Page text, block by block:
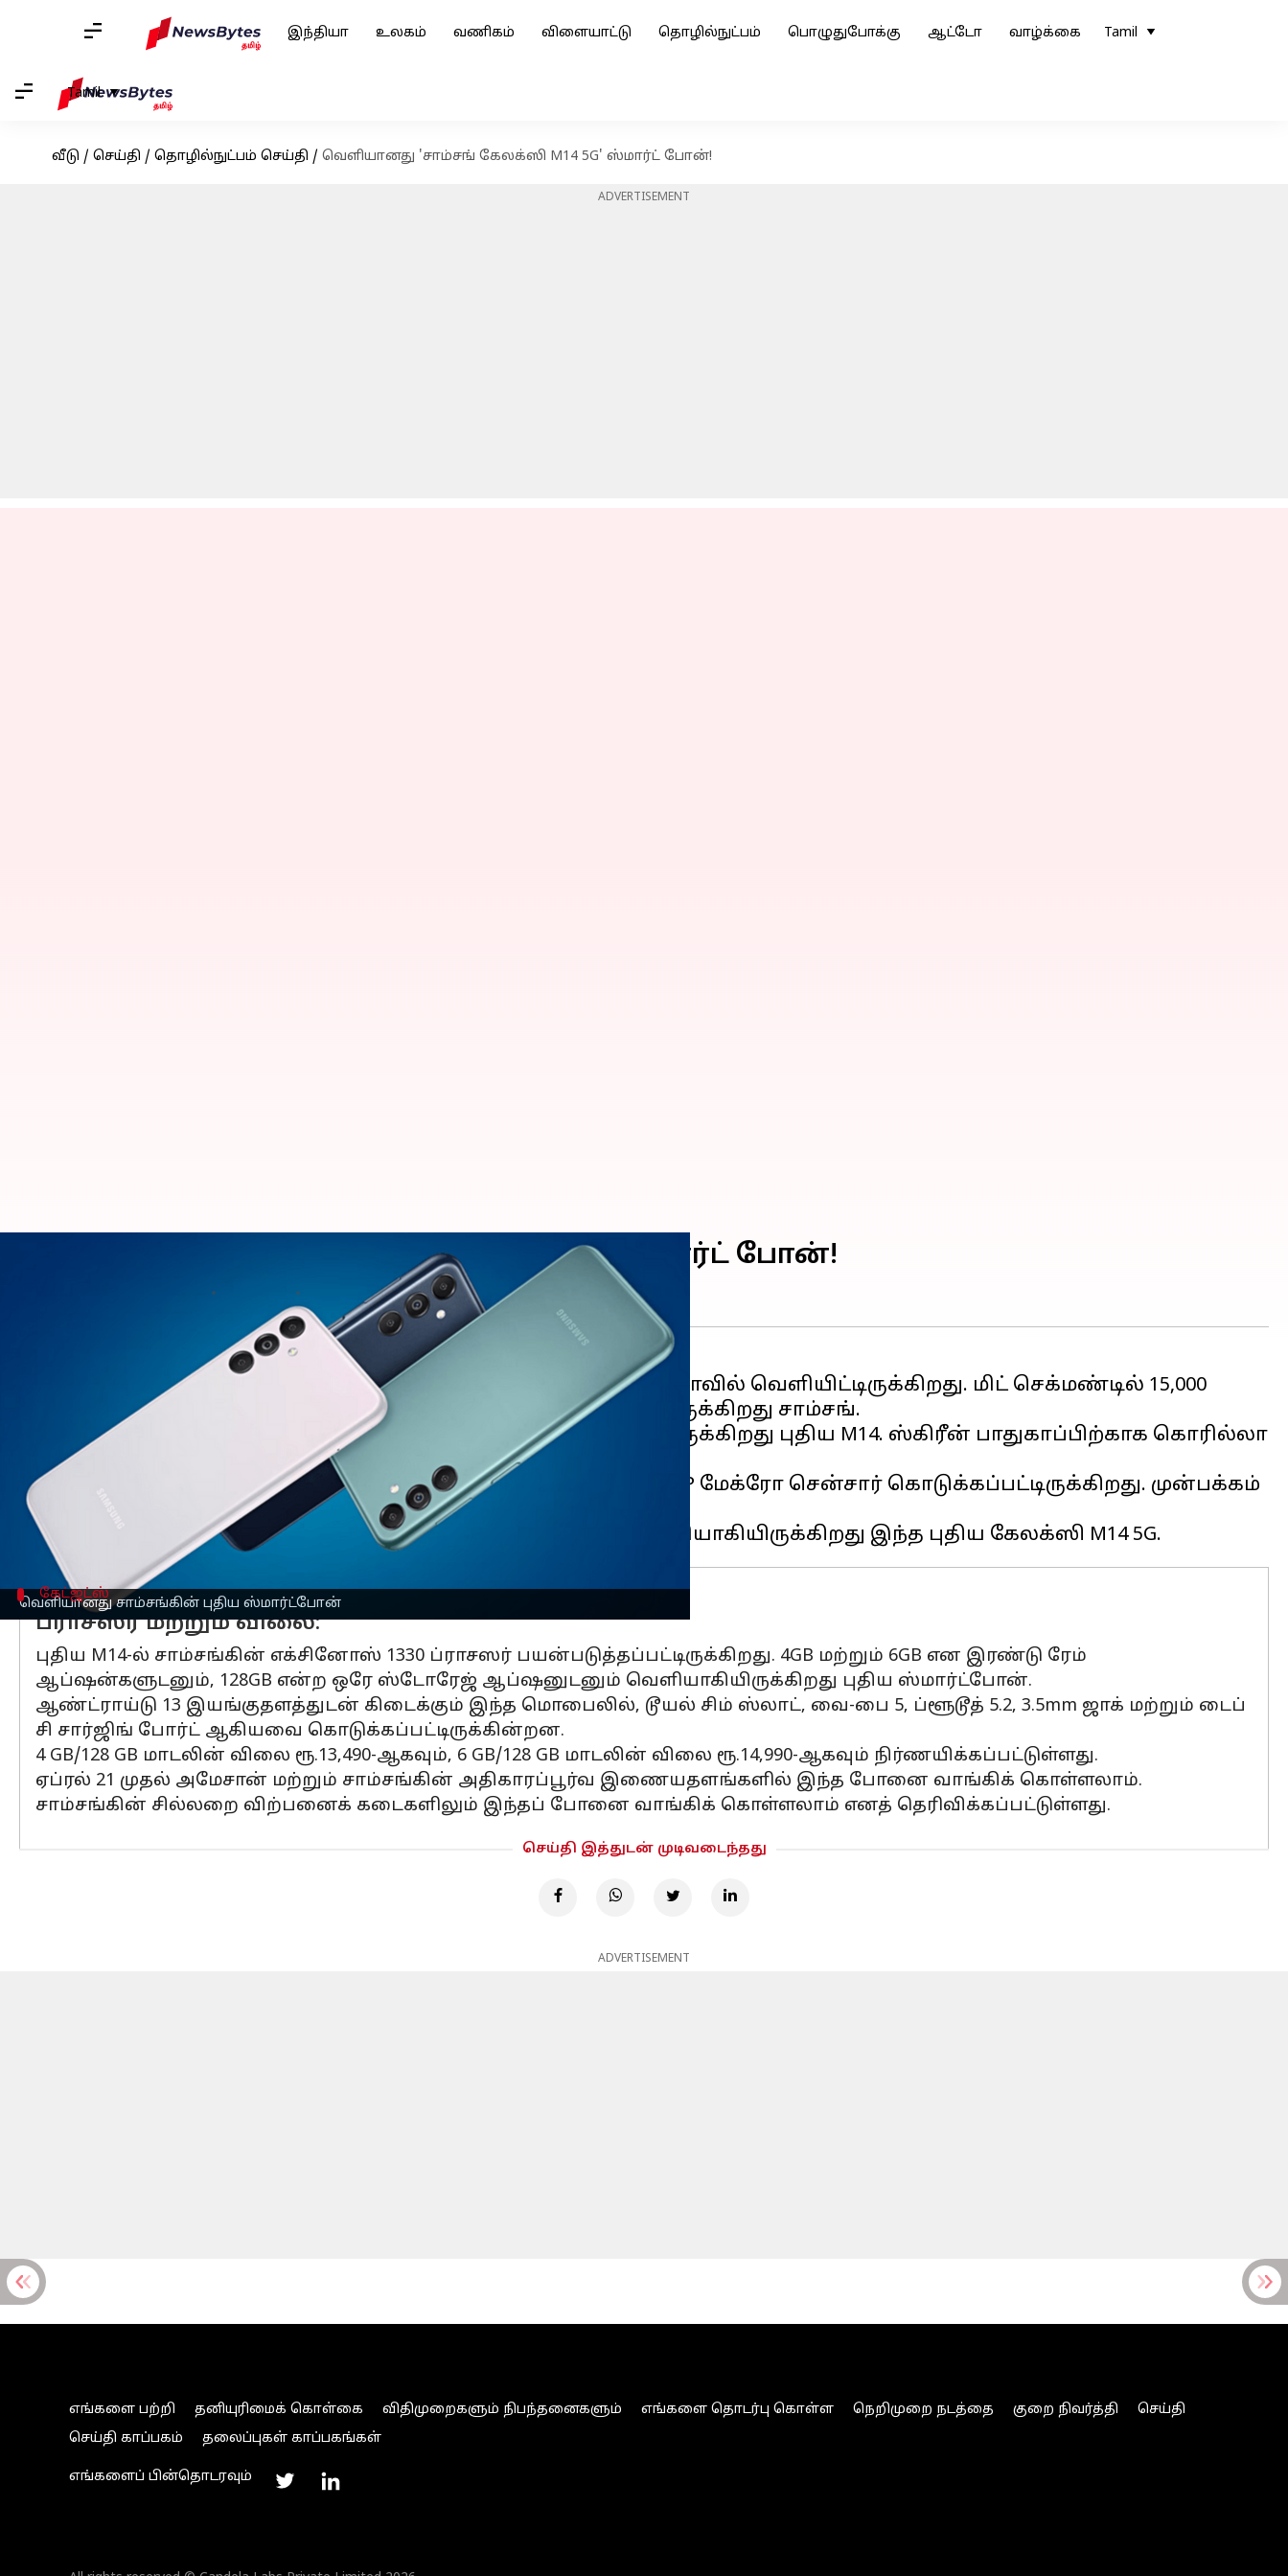
இந்தியா உலகம் வணிகம் விளையாட்டு தொழில்நுட்பம் பொழுதுபோக்கு ஆட்டோ வாழ்க்கை Tamil
Tamil
வீடு / செய்தி / தொழில்நுட்பம் செய்தி / வெளியானது 'சாம்சங் கேலக்ஸி M14 5G' ஸ்மார்ட் போன்!
ADVERTISEMENT
வெளியானது சாம்சங்கின் புதிய ஸ்மார்ட்போன்
வெளியானது 'சாம்சங் கேலக்ஸி M14 5G' ஸ்மார்ட் போன்!
நிறுவனம் M சீரிஸில் புதிய ஸ்மார்ட்போன் ஒன்றை இந்தியாவில் வெளியிட்டிருக்கிறது. மிட் செக்மண்டில் 15,000
ரூபாய் விலைக்குள் கேலக்ஸி M14 5G ஸ்மார்ட்போனை வெளியிட்டிருக்கிறது சாம்சங்.
90Hz ரெப்ரஷ் ரேட் கொண்ட 6.6 இன்ச் LCD டிஸ்பிளேவைக் கொண்டிருக்கிறது புதிய M14. ஸ்கிரீன் பாதுகாப்பிற்காக கொரில்லா
கிளாஸ் 5 பயன்படுத்தப்பட்டிருக்கிறது.
பின்பக்கம் 50 MP பிரதான கேமரா, 2 MP டெப்த் சென்சார் மற்றும் 2 MP மேக்ரோ சென்சார் கொடுக்கப்பட்டிருக்கிறது. முன்பக்கம்
13 MP செல்ஃபி கேமரா கொடுக்கப்பட்டிருக்கிறது.
கேட்ஜட்ஸ்
ப்ராசஸர் மற்றும் விலை:
புதிய M14-ல் சாம்சங்கின் எக்சினோஸ் 1330 ப்ராசஸர் பயன்படுத்தப்பட்டிருக்கிறது. 4GB மற்றும் 6GB என இரண்டு ரேம்
ஆப்ஷன்களுடனும், 128GB என்ற ஒரே ஸ்டோரேஜ் ஆப்ஷனுடனும் வெளியாகியிருக்கிறது புதிய ஸ்மார்ட்போன்.
ஆண்ட்ராய்டு 13 இயங்குதளத்துடன் கிடைக்கும் இந்த மொபைலில், டூயல் சிம் ஸ்லாட், வை-பை 5, ப்ளூடூத் 5.2, 3.5mm ஜாக் மற்றும் டைப்
சி சார்ஜிங் போர்ட் ஆகியவை கொடுக்கப்பட்டிருக்கின்றன.
4 GB/128 GB மாடலின் விலை ரூ.13,490-ஆகவும், 6 GB/128 GB மாடலின் விலை ரூ.14,990-ஆகவும் நிர்ணயிக்கப்பட்டுள்ளது.
ஏப்ரல் 21 முதல் அமேசான் மற்றும் சாம்சங்கின் அதிகாரப்பூர்வ இணையதளங்களில் இந்த போனை வாங்கிக் கொள்ளலாம்.
சாம்சங்கின் சில்லறை விற்பனைக் கடைகளிலும் இந்தப் போனை வாங்கிக் கொள்ளலாம் எனத் தெரிவிக்கப்பட்டுள்ளது.
செய்தி இத்துடன் முடிவடைந்தது
ADVERTISEMENT
எங்களை பற்றி தனியுரிமைக் கொள்கை விதிமுறைகளும் நிபந்தனைகளும் எங்களை தொடர்பு கொள்ள நெறிமுறை நடத்தை குறை நிவர்த்தி
செய்தி
செய்தி காப்பகம்
தலைப்புகள் காப்பகங்கள்
எங்களைப் பின்தொடரவும்